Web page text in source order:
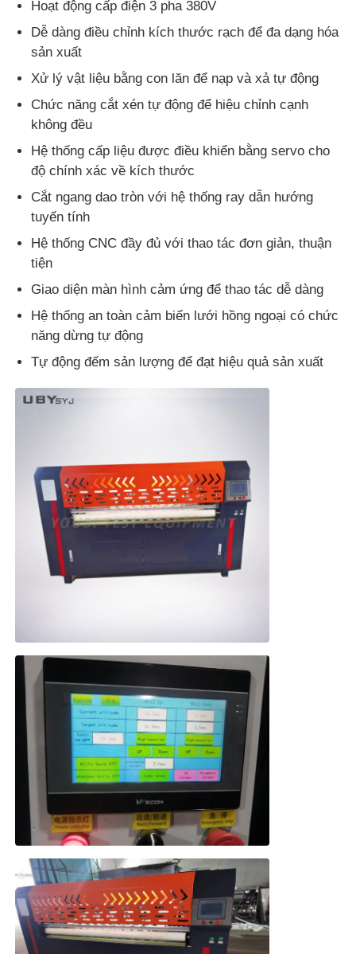
Hoạt động cấp điện 3 pha 380V
Dễ dàng điều chỉnh kích thước rạch để đa dạng hóa
sản xuất
Xử lý vật liệu bằng con lăn để nạp và xả tự động
Chức năng cắt xén tự động để hiệu chỉnh cạnh
không đều
Hệ thống cấp liệu được điều khiển bằng servo cho
độ chính xác về kích thước
Cắt ngang dao tròn với hệ thống ray dẫn hướng
tuyến tính
Hệ thống CNC đầy đủ với thao tác đơn giản, thuận
tiện
Giao diện màn hình cảm ứng để thao tác dễ dàng
Hệ thống an toàn cảm biến lưới hồng ngoại có chức
năng dừng tự động
Tự động đếm sản lượng để đạt hiệu quả sản xuất